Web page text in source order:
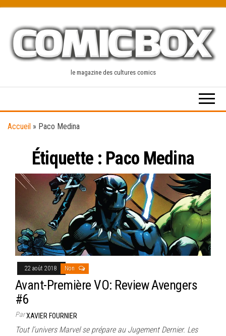
content
le magazine des cultures comics
Accueil » Paco Medina
Étiquette : Paco Medina
22 août 2018 Non
Avant-Première VO: Review Avengers
#6
ParXAVIER FOURNIER
Tout l’univers Marvel se prépare au Jugement Dernier. Les